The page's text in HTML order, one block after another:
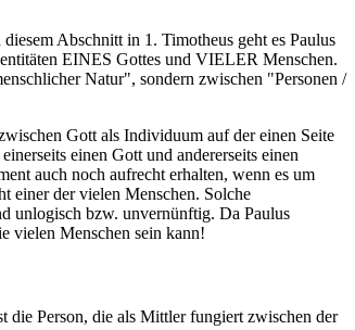
Abschnitt in 1. Timotheus geht es Paulus
EINES Gottes und VIELER Menschen.
Natur", sondern zwischen "Personen /
Gott als Individuum auf der einen Seite
einen Gott und andererseits einen
auch noch aufrecht erhalten, wenn es um
einer der vielen Menschen. Solche
unlogisch bzw. unvernünftig. Da Paulus
vielen Menschen sein kann!
die Person, die als Mittler fungiert zwischen der